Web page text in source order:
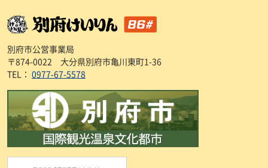
別府市公営事業局
〒874-0022 大分県別府市亀川東町1-36
TEL： 0977-67-5578